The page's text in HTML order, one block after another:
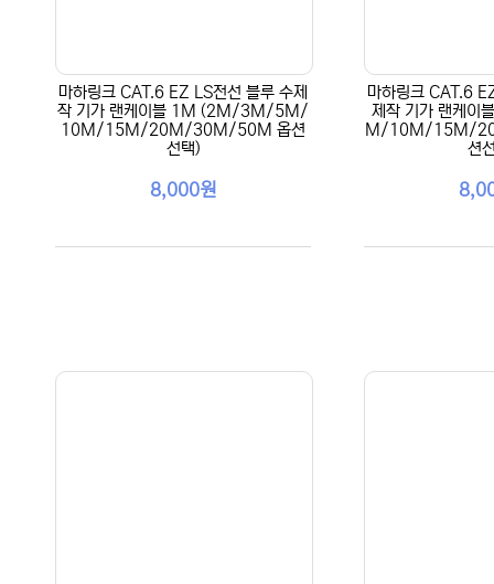
마하링크 CAT.6 EZ LS전선 블루 수제
작 기가 랜케이블 1M (2M/3M/5M/
10M/15M/20M/30M/50M 옵션
선택)
8,000원
마하링크 CAT.6
제작 기가 랜케
M/10M/15M/
션